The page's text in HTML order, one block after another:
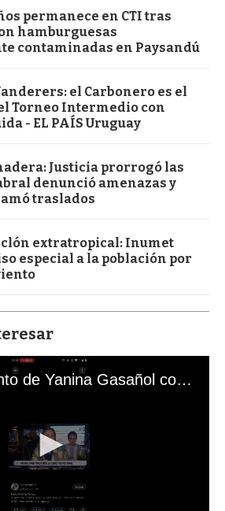
permanece en CTI tras
hamburguesas
contaminadas en Paysandú
el Carbonero es el
Torneo Intermedio con
- EL PAÍS Uruguay
Justicia prorrogó las
denunció amenazas y
traslados
extratropical: Inumet
especial a la población por
El mal momento de Yanina Gasañol con un hincha argentino en "Subrayado"